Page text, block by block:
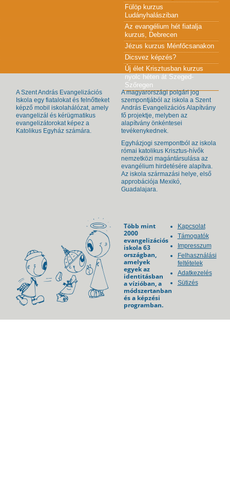
Fülöp kurzus
Ludányhalásziban
Az evangélium hét fiatalja
kurzus, Debrecen
Jézus kurzus Ménfőcsanakon
Dicsvez képzés?
Új élet Krisztusban kurzus
nyolc héten át Szeged-
Szőregen
A Szent András Evangelizációs
Iskola egy fiatalokat és felnőtteket
képző mobil iskolahálózat, amely
evangelizál és kérügmatikus
evangelizátorokat képez a
Katolikus Egyház számára.
A magyarországi polgári jog
szempontjából az iskola a Szent
András Evangelizációs Alapítvány
fő projektje, melyben az
alapítvány önkéntesei
tevékenykednek.
Egyházjogi szempontból az iskola
római katolikus Krisztus-hívők
nemzetközi magántársulása az
evangélium hirdetésére alapítva.
Az iskola származási helye, első
approbációja Mexikó,
Guadalajara.
Több mint
2000
evangelizációs
iskola 63
országban,
amelyek
egyek az
identitásban
a vízióban, a
módszertanban
és a képzési
programban.
Kapcsolat
Támogatók
Impresszum
Felhasználási
feltételek
Adatkezelés
Sütizés